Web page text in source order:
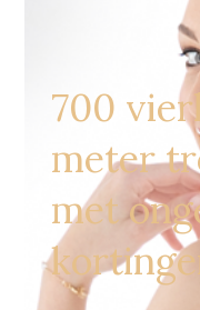
700
meter
met
kortingen